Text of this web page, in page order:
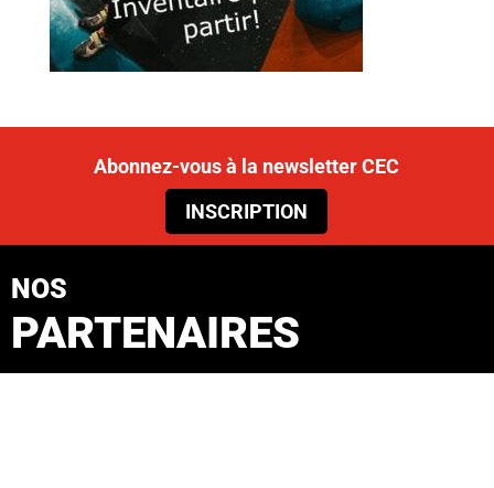
Abonnez-vous à la newsletter CEC
INSCRIPTION
NOS
PARTENAIRES